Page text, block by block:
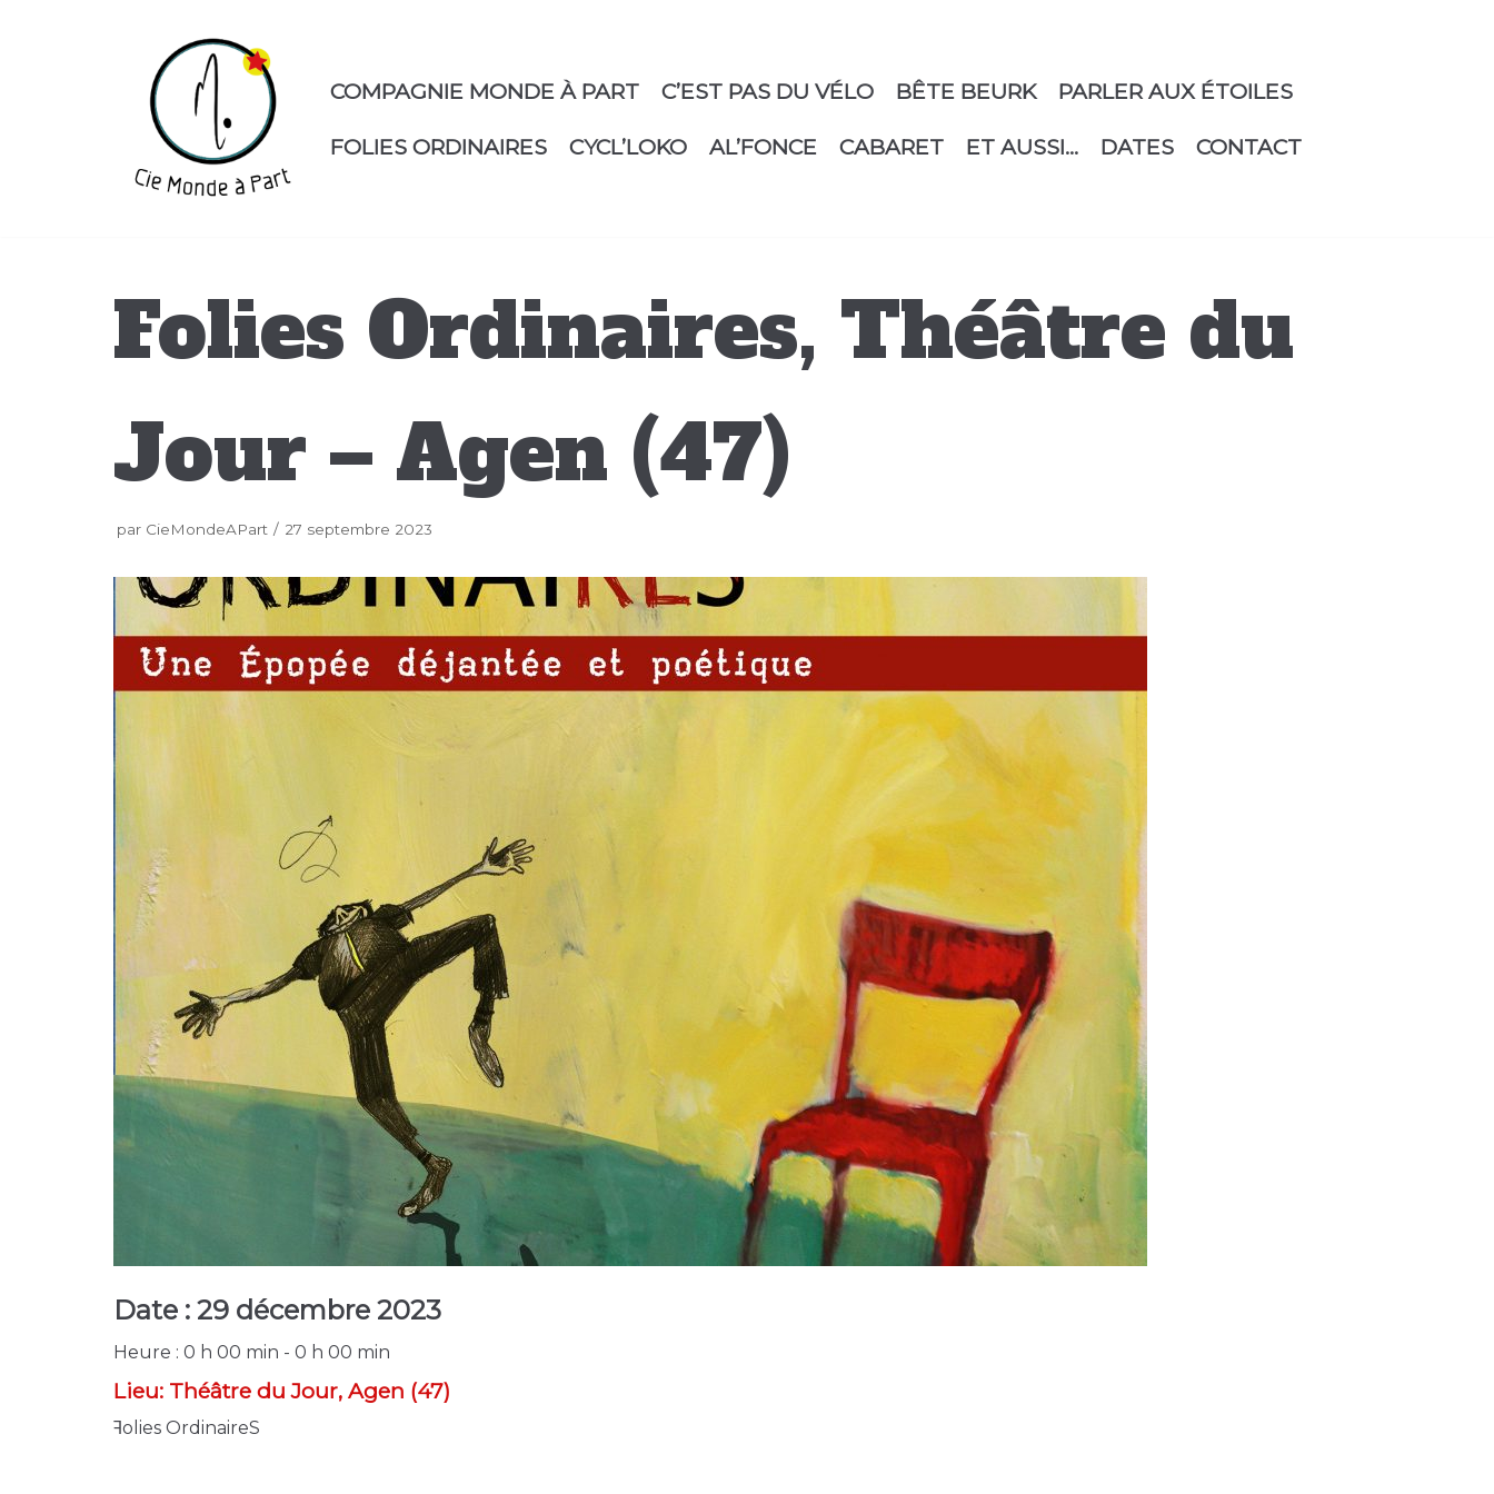
COMPAGNIE MONDE À PART C’EST PAS DU VÉLO BÊTE BEURK PARLER AUX ÉTOILES
FOLIES ORDINAIRES CYCL’LOKO AL’FONCE CABARET ET AUSSI… DATES CONTACT
Folies Ordinaires, Théâtre du
Jour – Agen (47)
par CieMondeAPart 27 septembre 2023
Date : 29 décembre 2023
Heure : 0 h 00 min - 0 h 00 min
Lieu: Théâtre du Jour, Agen (47)
ꟻolies OrdinaireS